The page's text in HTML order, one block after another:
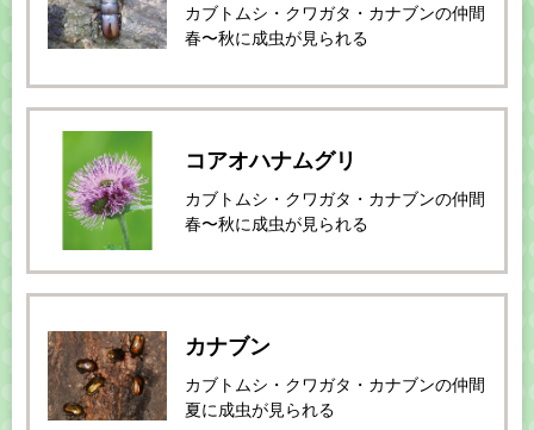
カブトムシ・クワガタ・カナブンの仲間
春〜秋に成虫が見られる
コアオハナムグリ
カブトムシ・クワガタ・カナブンの仲間
春〜秋に成虫が見られる
カナブン
カブトムシ・クワガタ・カナブンの仲間
夏に成虫が見られる